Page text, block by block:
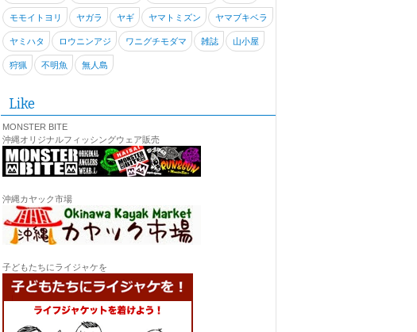
モモイトヨリ ヤガラ ヤギ ヤマトミズン ヤマブキベラ
ヤミハタ ロウニンアジ ワニグチモダマ 雑誌 山小屋
狩猟 不明魚 無人島
Like
MONSTER BITE
沖縄オリジナルフィッシングウェア販売
沖縄カヤック市場
子どもたちにライジャケを